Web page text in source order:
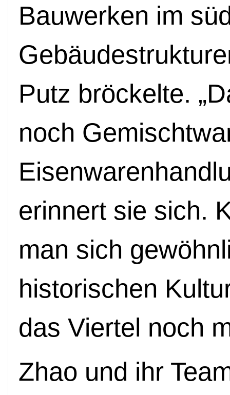
Bauwerken im
Putz bröckelte.
noch
erinnert sie sich.
man sich
historischen
das Viertel noch
Zhao und ihr